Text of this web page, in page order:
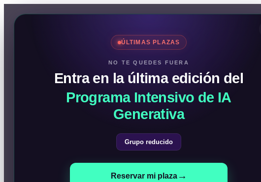
ÚLTIMAS PLAZAS
NO TE QUEDES FUERA
Entra en la última edición del
Programa Intensivo de IA
Generativa
Grupo reducido
Reservar mi plaza→
contenido